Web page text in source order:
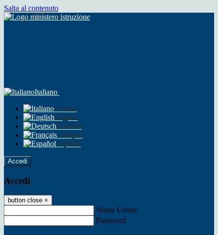
Salta al contenuto
Italiano
Italiano
English
Deutsch
Français
Español
Accedi
Accedi
button close ×
Nome Utente
Password